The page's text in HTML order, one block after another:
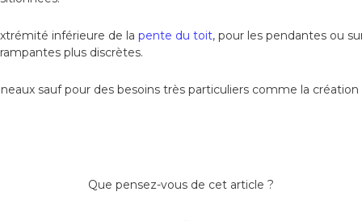
inférieure de la pente du toit, pour les pendantes ou
plus discrètes.
sauf pour des besoins très particuliers comme la
Que pensez-vous de cet article ?